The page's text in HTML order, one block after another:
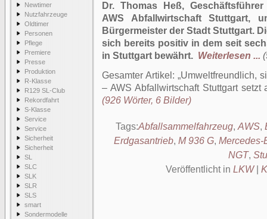
Newtimer
Nutzfahrzeuge
Oldtimer
Personen
Pflege
Premiere
Presse
Produktion
R-Klasse
R129 SL-Club
Rekordfahrt
S-Klasse
Service
Service
Sicherheit
Sicherheit
SL
SLC
SLK
SLR
SLS
smart
Sondermodelle
Dr. Thomas Heß,
AWS Abfallwirtschaft Stuttgart,
Bürgermeister der Stadt Stuttgart.
sich bereits positiv in dem seit
in Stuttgart bewährt. Weiterlesen ...
Gesamter Artikel:
Umweltfreundlich,
– AWS Abfallwirtschaft Stuttgart setzt
(926 Wörter, 6 Bilder)
Tags:Abfallsammelfahrzeug, AWS,
Erdgasantrieb, M 936 G, Mercedes-
NGT,
Veröffentlicht in LKW|